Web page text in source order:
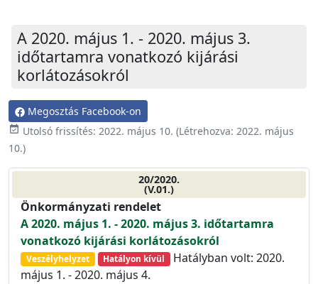
A 2020. május 1. - 2020. május 3.
időtartamra vonatkozó kijárási
korlátozásokról
Megosztás Facebook-on
event_available Utolsó frissítés: 2022. május 10. (Létrehozva: 2022. május
10.)
20/2020.
(V.01.)
Önkormányzati rendelet
A 2020. május 1. - 2020. május 3. időtartamra
vonatkozó kijárási korlátozásokról
Veszélyhelyzet Hatályon kívül
Hatályban volt: 2020.
május 1. - 2020. május 4.